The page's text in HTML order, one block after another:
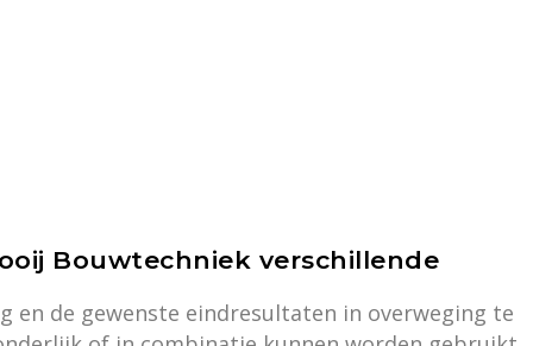
Bouwtechniek verschillende
de gewenste eindresultaten in overweging te